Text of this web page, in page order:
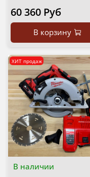
60 360 Руб
В корзину
В наличии
ХИТ продаж